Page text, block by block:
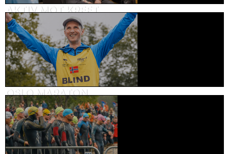
AKTIV MOT KREFT
Brandvideo, helse
OSLO MARATON
Kundehistorie, sport